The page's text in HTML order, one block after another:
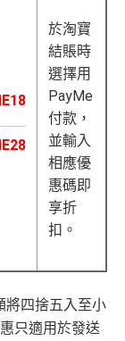
於淘寶
結賬時
選擇用
PayMe
付款，
並輸入
相應優
惠碼即
享折
扣。
將四捨五入至小
只適用於發送